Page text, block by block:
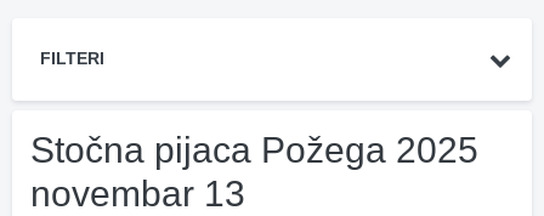
FILTERI
Stočna pijaca Požega 2025
novembar 13